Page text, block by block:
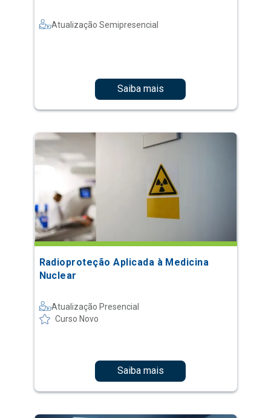
Atualização Semipresencial
Saiba mais
Radioproteção Aplicada à Medicina
Nuclear
Atualização Presencial
Curso Novo
Saiba mais